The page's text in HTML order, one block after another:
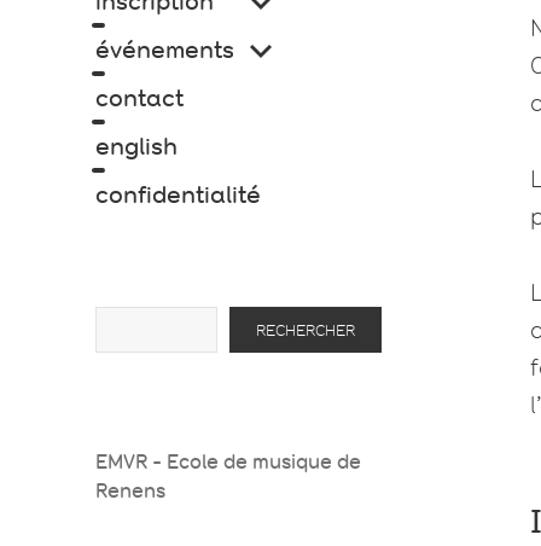
menu
le
menu
événements
ouvrir
le
contact
english
confidentialité
RECHERCHER
EMVR - Ecole de musique de
Renens